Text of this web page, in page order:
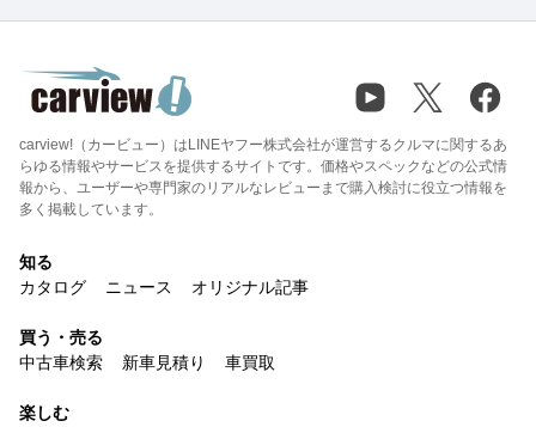
carview!（カービュー）はLINEヤフー株式会社が運営するクルマに関するあ
らゆる情報やサービスを提供するサイトです。価格やスペックなどの公式情
報から、ユーザーや専門家のリアルなレビューまで購入検討に役立つ情報を
多く掲載しています。
知る
カタログ
ニュース オリジナル記事
買う・売る
中古車検索
新車見積り 車買取
楽しむ